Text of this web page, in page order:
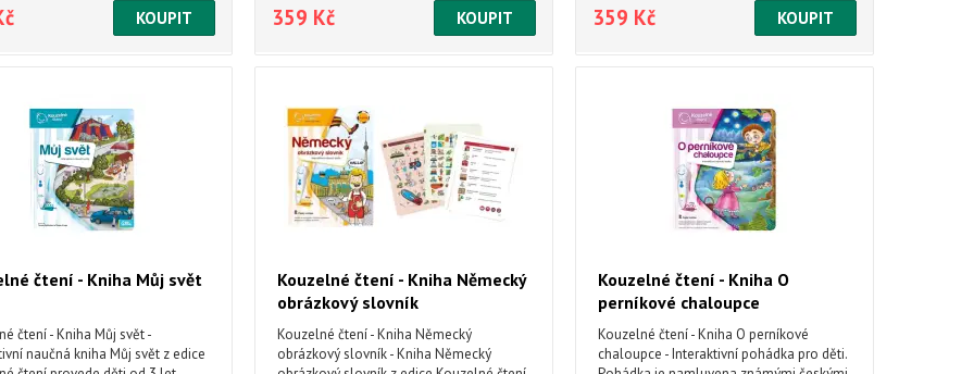
359 Kč 359 Kč
čtení - Kniha Můj svět
čtení - Kniha Můj svět -
naučná kniha Můj svět z edice
Kouzelné čtení - Kniha Německý
obrázkový slovník
Kouzelné čtení - Kniha Německý
obrázkový slovník - Kniha Německý
Kouzelné čtení - Kniha O
perníkové chaloupce
Kouzelné čtení - Kniha O perníkové
chaloupce - Interaktivní pohádka pro děti.